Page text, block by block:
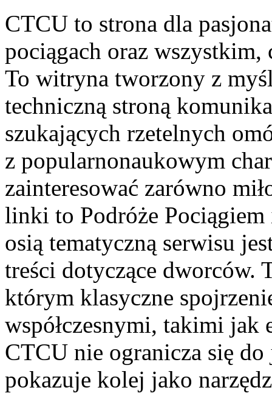
CTCU to strona dla
pociągach oraz
To witryna tworzony z
techniczną stroną
szukających rzetelnych
z popularnonaukowym
zainteresować zarówno
linki to Podróże
osią tematyczną serwisu
treści dotyczące dworców.
którym klasyczne
współczesnymi, takimi
CTCU nie ogranicza się
pokazuje kolej jako